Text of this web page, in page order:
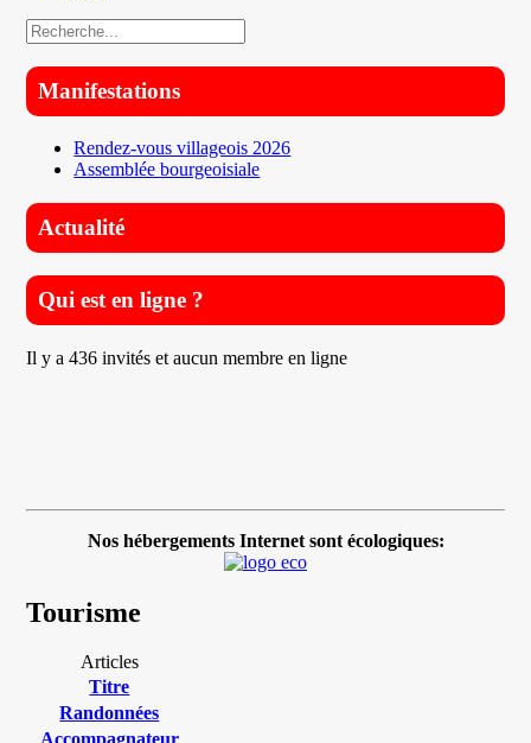
Manifestations
Rendez-vous villageois 2026
Assemblée bourgeoisiale
Actualité
Qui est en ligne ?
Il y a 436 invités et aucun membre en ligne
Nos hébergements Internet sont écologiques:
Tourisme
Articles
Titre
Randonnées